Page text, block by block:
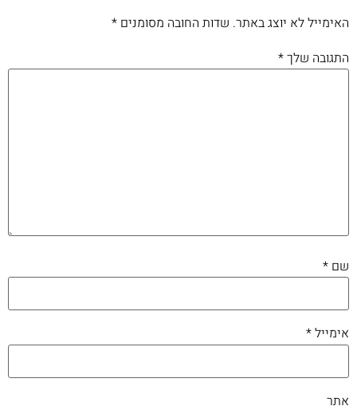
האימייל לא יוצג באתר. שדות החובה מסומנים *
התגובה שלך*
שם *
אימייל*
אתר